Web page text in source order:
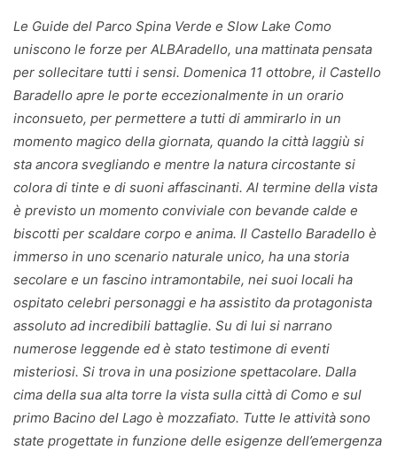
Le Guide del Parco Spina Verde e Slow Lake Como
uniscono le forze per ALBAradello, una mattinata pensata
per sollecitare tutti i sensi. Domenica 11 ottobre, il Castello
Baradello apre le porte eccezionalmente in un orario
inconsueto, per permettere a tutti di ammirarlo in un
momento magico della giornata, quando la città laggiù si
sta ancora svegliando e mentre la natura circostante si
colora di tinte e di suoni affascinanti. Al termine della vista
è previsto un momento conviviale con bevande calde e
biscotti per scaldare corpo e anima. Il Castello Baradello è
immerso in uno scenario naturale unico, ha una storia
secolare e un fascino intramontabile, nei suoi locali ha
ospitato celebri personaggi e ha assistito da protagonista
assoluto ad incredibili battaglie. Su di lui si narrano
numerose leggende ed è stato testimone di eventi
misteriosi. Si trova in una posizione spettacolare. Dalla
cima della sua alta torre la vista sulla città di Como e sul
primo Bacino del Lago è mozzafiato. Tutte le attività sono
state progettate in funzione delle esigenze dell’emergenza